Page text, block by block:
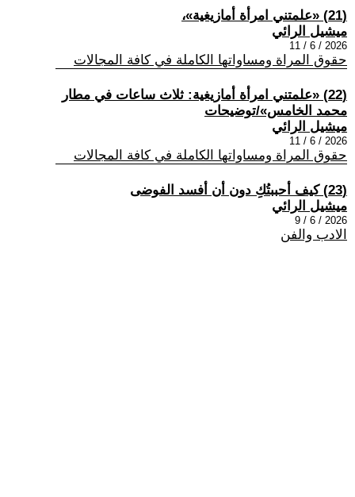
(21) «علمتني امرأة أمازيغية»،
ميشيل الرائي
2026 / 6 / 11
حقوق المراة ومساواتها الكاملة في كافة المجالات
(22) «علمتني امرأة أمازيغية: ثلاث ساعات في مطار
محمد الخامس»/توضيحات
ميشيل الرائي
2026 / 6 / 11
حقوق المراة ومساواتها الكاملة في كافة المجالات
(23) كيف أحببتُكِ دون أن أفسد الفوضى
ميشيل الرائي
2026 / 6 / 9
الادب والفن